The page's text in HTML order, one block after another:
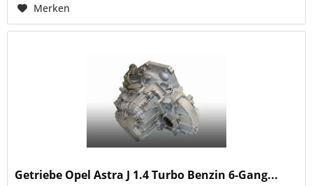
Merken
Getriebe Opel Astra J 1.4 Turbo Benzin 6-Gang...